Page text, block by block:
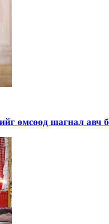
өмсөөд шагнал авч